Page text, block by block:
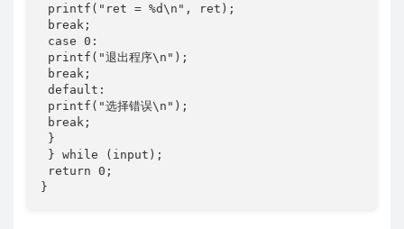
printf("ret = %d\n", ret);
break;
case 0:
printf("退出程序\n");
break;
default:
printf("选择错误\n");
break;
}
} while (input);
return 0;
}